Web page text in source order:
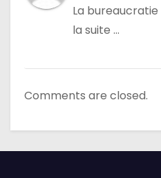
d
l
’
a
r
La
la suite …
Comments are closed.